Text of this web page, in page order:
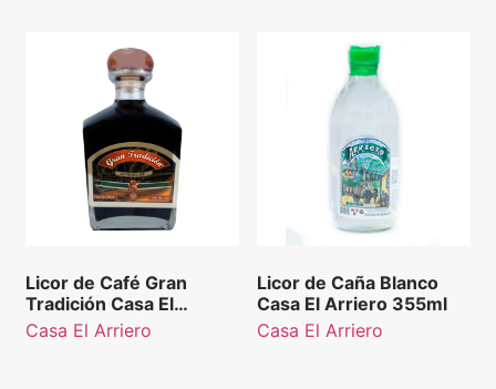
Licor de Café Gran
Tradición Casa El
Arriero 50 ml
Casa El Arriero
Licor de Caña Blanco
Casa El Arriero 355ml
Casa El Arriero